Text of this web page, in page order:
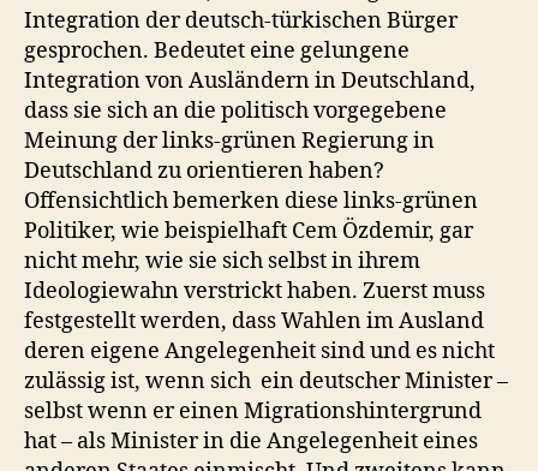
Integration der deutsch-türkischen Bürger
gesprochen. Bedeutet eine gelungene
Integration von Ausländern in Deutschland,
dass sie sich an die politisch vorgegebene
Meinung der links-grünen Regierung in
Deutschland zu orientieren haben?
Offensichtlich bemerken diese links-grünen
Politiker, wie beispielhaft Cem Özdemir, gar
nicht mehr, wie sie sich selbst in ihrem
Ideologiewahn verstrickt haben. Zuerst muss
festgestellt werden, dass Wahlen im Ausland
deren eigene Angelegenheit sind und es nicht
zulässig ist, wenn sich ein deutscher Minister –
selbst wenn er einen Migrationshintergrund
hat – als Minister in die Angelegenheit eines